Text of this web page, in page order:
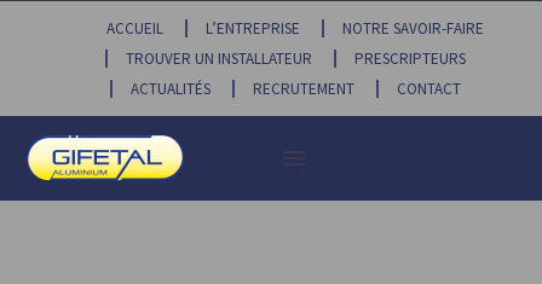
ACCUEIL L’ENTREPRISE
NOTRE SAVOIR-FAIRE
TROUVER UN INSTALLATEUR
PRESCRIPTEURS
ACTUALITÉS
RECRUTEMENT CONTACT